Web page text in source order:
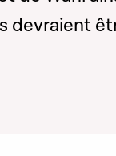
devraient